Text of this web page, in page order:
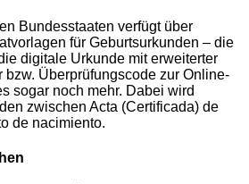
Bundesstaaten verfügt über
für Geburtsurkunden – die
digitale Urkunde mit erweiterter
Überprüfungscode zur Online-
sogar noch mehr. Dabei wird
zwischen Acta (Certificada) de
de nacimiento.